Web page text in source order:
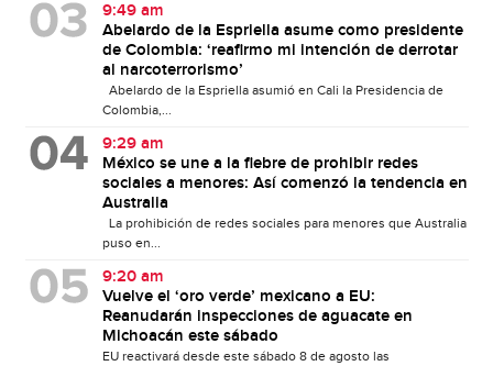
9:49 am
Abelardo de la Espriella asume como presidente
de Colombia: ‘reafirmo mi intención de derrotar
al narcoterrorismo’
Abelardo de la Espriella asumió en Cali la Presidencia de
Colombia,...
9:29 am
México se une a la fiebre de prohibir redes
sociales a menores: Así comenzó la tendencia en
Australia
La prohibición de redes sociales para menores que Australia
puso en...
9:20 am
Vuelve el ‘oro verde’ mexicano a EU:
Reanudarán inspecciones de aguacate en
Michoacán este sábado
EU reactivará desde este sábado 8 de agosto las